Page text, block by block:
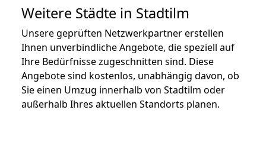
Weitere Städte in Stadtilm
Unsere geprüften Netzwerkpartner erstellen
Ihnen unverbindliche Angebote, die speziell auf
Ihre Bedürfnisse zugeschnitten sind. Diese
Angebote sind kostenlos, unabhängig davon, ob
Sie einen Umzug innerhalb von Stadtilm oder
außerhalb Ihres aktuellen Standorts planen.